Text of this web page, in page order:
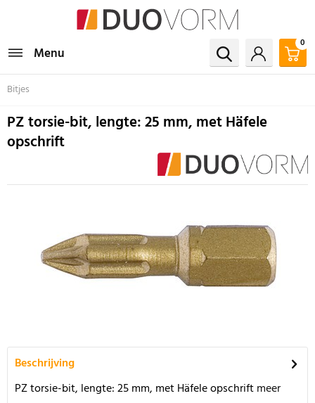
Menu
0
Bitjes
PZ torsie-bit, lengte: 25 mm, met Häfele
opschrift
Beschrijving
PZ torsie-bit, lengte: 25 mm, met Häfele opschriftmeer